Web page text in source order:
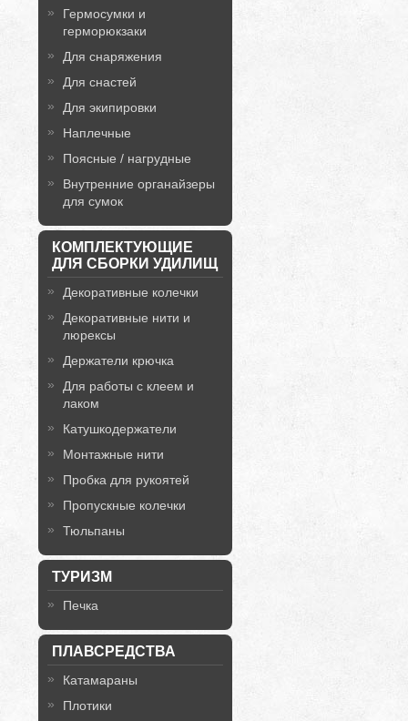
Гермосумки и
герморюкзаки
Для снаряжения
Для снастей
Для экипировки
Наплечные
Поясные / нагрудные
Внутренние органайзеры
для сумок
КОМПЛЕКТУЮЩИЕ
ДЛЯ СБОРКИ УДИЛИЩ
Декоративные колечки
Декоративные нити и
люрексы
Держатели крючка
Для работы с клеем и
лаком
Катушкодержатели
Монтажные нити
Пробка для рукоятей
Пропускные колечки
Тюльпаны
ТУРИЗМ
Печка
ПЛАВСРЕДСТВА
Катамараны
Плотики